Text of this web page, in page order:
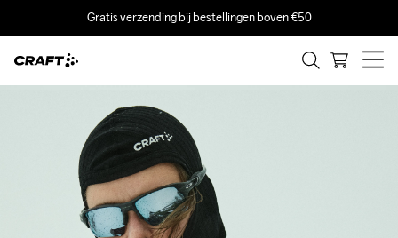
Gratis verzending bij bestellingen boven €50